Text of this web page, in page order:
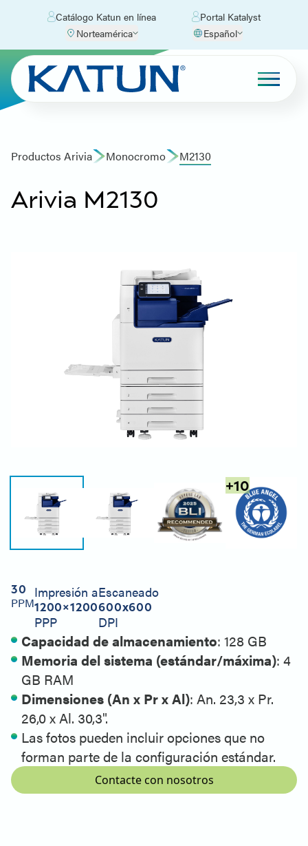
Catálogo Katun en línea
Portal Katalyst
Norteamérica
Español
Productos Arivia Monocromo M2130
+10
Arivia M2130
30
PPM
Impresión a
1200×1200
PPP
Escaneado
600x600
DPI
Capacidad de almacenamiento: 128 GB
Memoria del sistema (estándar/máxima): 4
GB RAM
Dimensiones (An x Pr x Al): An. 23,3 x Pr.
26,0 x Al. 30,3".
Las fotos pueden incluir opciones que no
forman parte de la configuración estándar.
Contacte con nosotros